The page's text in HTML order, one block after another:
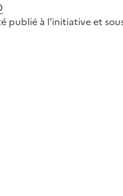
publié à l'initiative et